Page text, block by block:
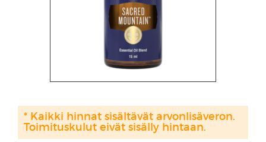
* Kaikki hinnat sisältävät arvonlisäveron.
Toimituskulut eivät sisälly hintaan.